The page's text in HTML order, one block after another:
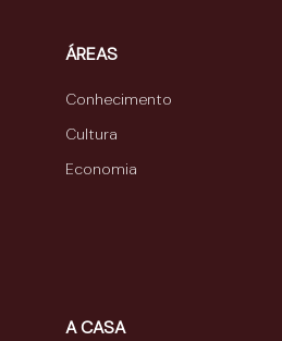
ÁREAS
Conhecimento
Cultura
Economia
A CASA